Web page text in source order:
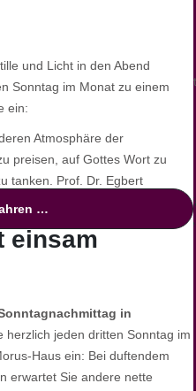
Seite:
Grabeskirche Liebfrauen)
(Franziskanerin, Konvent
und Licht in den Abend
Sonntag im Monat zu einem
ein:
Atmosphäre der
preisen, auf Gottes Wort zu
tanken. Prof. Dr. Egbert
und
gestalten gemeinsam
von Klängen und
und tanken Sie neue Kraft für
Forums
…
einsam
in
herzlich jeden dritten Sonntag im
Haus ein: Bei duftendem
erwartet Sie andere nette